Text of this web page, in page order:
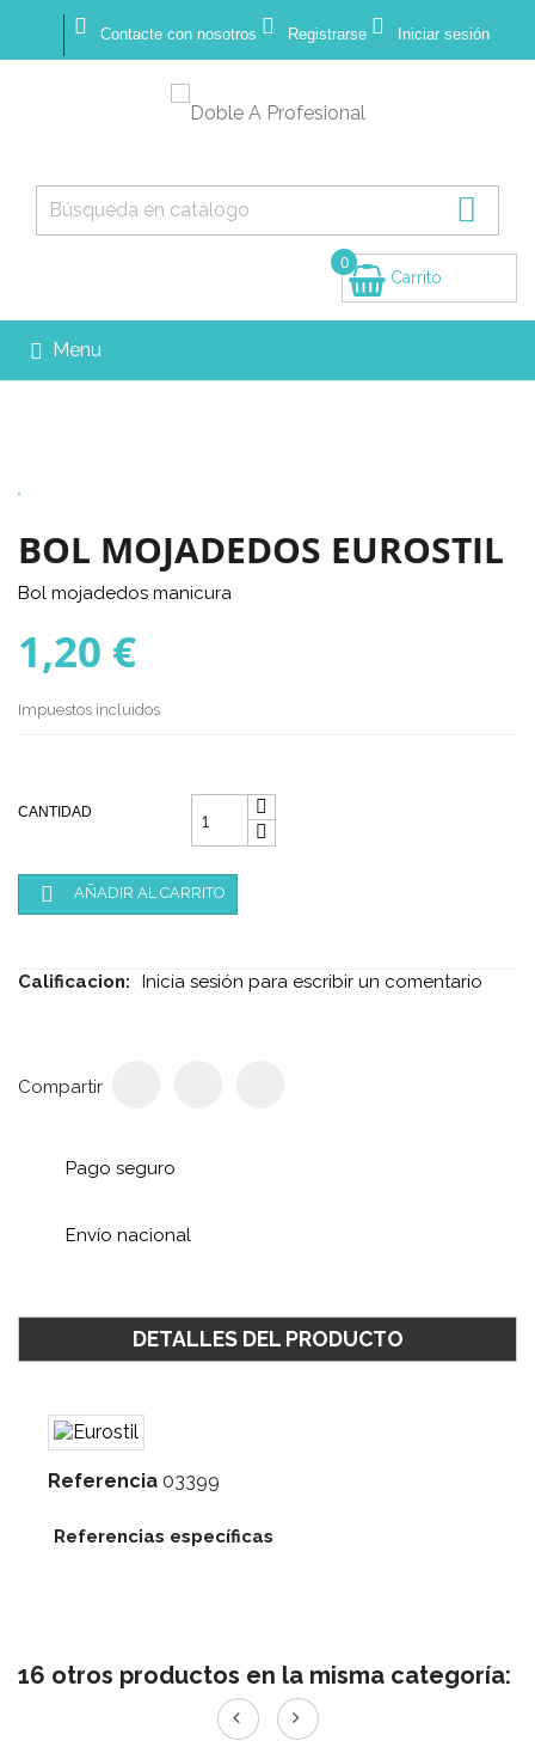
 Contacte con nosotros  Registrarse  Iniciar sesión

Carrito
0
 Menu
BOL MOJADEDOS EUROSTIL
Bol mojadedos manicura
1,20 €
Impuestos incluidos
CANTIDAD
 AÑADIR AL CARRITO
Calificacion: Inicia sesión para escribir un comentario
Compartir
Pago seguro
Envío nacional
DETALLES DEL PRODUCTO
Referencia 03399
Referencias específicas
16 otros productos en la misma categoría: